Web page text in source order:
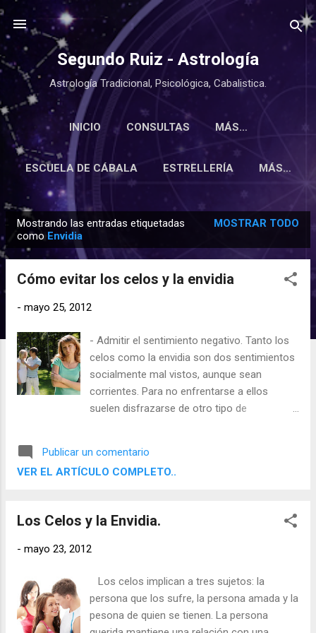
Ir al contenido principal
Segundo Ruiz - Astrología
Astrología Tradicional, Psicológica, Cabalistica.
INICIO CONSULTAS MÁS…
ESCUELA DE CÁBALA ESTRELLERÍA MÁS…
n
Mostrando las entradas etiquetadas
como Envidia
MOSTRAR TODO
Cómo evitar los celos y la envidia
- mayo 25, 2012
- Admitir el sentimiento negativo. Tanto los
celos como la envidia son dos sentimientos
socialmente mal vistos, aunque sean
corrientes. Para no enfrentarse a ellos
suelen disfrazarse de otro tipo de
"airado", "dolido", "fracasado" o "estar
resentido". - Circunscribir el problema. El
extienda a otras materias. algunas
cuestiones perfilan con detalle y claridad el
más estrechamente posible, el sentimiento
negativo: ¿qué aspectos de su vida se ven
afectados?, ¿dónde ocurren?, ¿cuándo y
cómo aparecen?,¿qué provoca el
Publicar un comentario
VER EL ARTÍCULO COMPLETO..
Los Celos y la Envidia.
- mayo 23, 2012
Los celos implican a tres sujetos: la
persona que los sufre, la persona amada y la
pesona de quien se tienen. La persona